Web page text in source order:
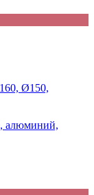
алюминий,